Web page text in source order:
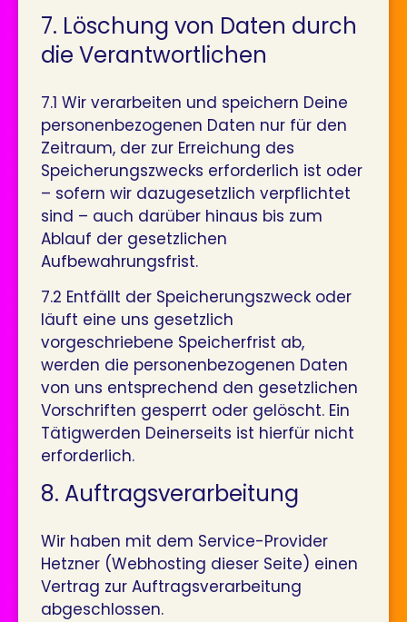
7. Löschung von Daten durch
die Verantwortlichen
7.1 Wir verarbeiten und speichern Deine
personenbezogenen Daten nur für den
Zeitraum, der zur Erreichung des
Speicherungszwecks erforderlich ist oder
– sofern wir dazugesetzlich verpflichtet
sind – auch darüber hinaus bis zum
Ablauf der gesetzlichen
Aufbewahrungsfrist.
7.2 Entfällt der Speicherungszweck oder
läuft eine uns gesetzlich
vorgeschriebene Speicherfrist ab,
werden die personenbezogenen Daten
von uns entsprechend den gesetzlichen
Vorschriften gesperrt oder gelöscht. Ein
Tätigwerden Deinerseits ist hierfür nicht
erforderlich.
8. Auftrags­verarbeitung
Wir haben mit dem Service-Provider
Hetzner (Webhosting dieser Seite) einen
Vertrag zur Auftragsverarbeitung
abgeschlossen.